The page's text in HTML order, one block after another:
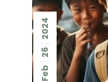
Feb
26
2024